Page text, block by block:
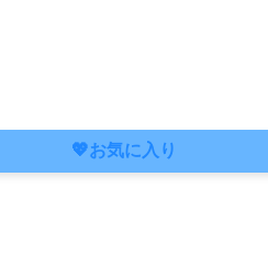
💖お気に入り